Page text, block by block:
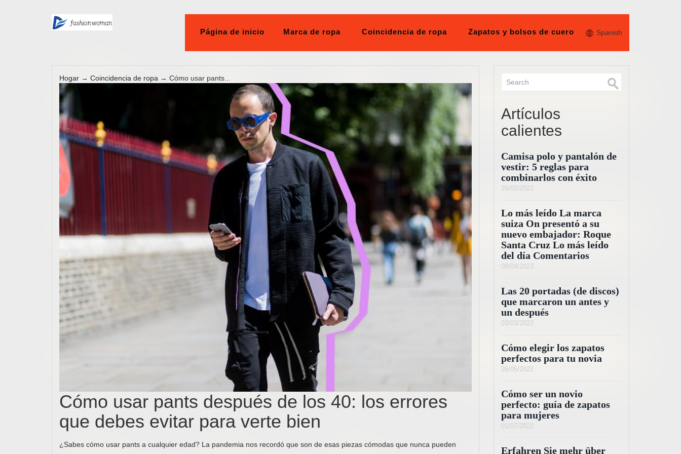
Página de inicio Marca de ropa Coincidencia de ropa Zapatos y bolsos de cuero Spanish
Hogar → Coincidencia de ropa → Cómo usar pants...
Cómo usar pants después de los 40: los errores
que debes evitar para verte bien
¿Sabes cómo usar pants a cualquier edad? La pandemia nos recordó que son de esas piezas cómodas que nunca pueden
Artículos
calientes
Camisa polo y pantalón de
vestir: 5 reglas para
combinarlos con éxito
26/02/2022
Lo más leído La marca
suiza On presentó a su
nuevo embajador: Roque
Santa Cruz Lo más leído
del día Comentarios
08/04/2023
Las 20 portadas (de discos)
que marcaron un antes y
un después
03/03/2022
Cómo elegir los zapatos
perfectos para tu novia
26/05/2022
Cómo ser un novio
perfecto: guía de zapatos
para mujeres
01/07/2022
Erfahren Sie mehr über